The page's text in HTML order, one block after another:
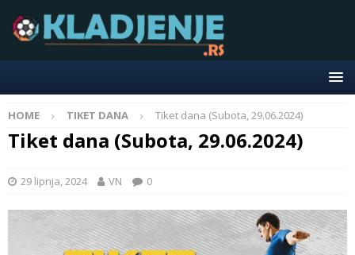
HOME TIKET DANA Tiket dana (Subota, 29.06.2024)
Tiket dana (Subota, 29.06.2024)
29 lipnja, 2024 VN 0